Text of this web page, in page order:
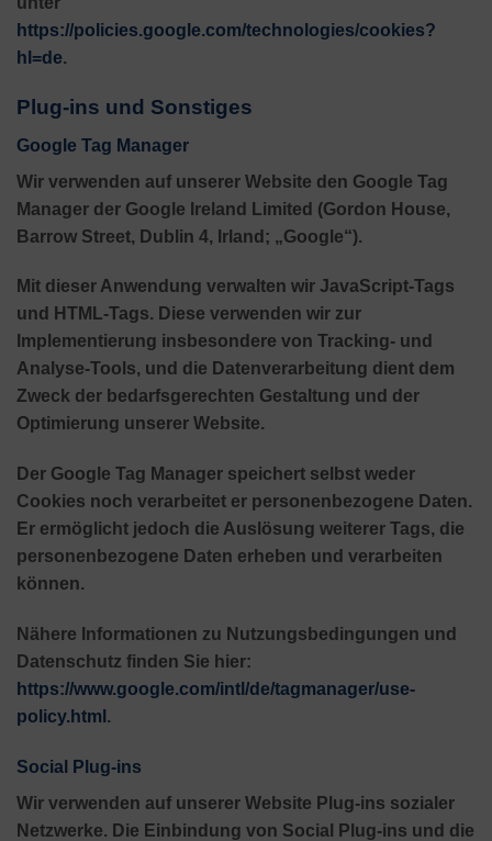
https://policies.google.com/technologies/cookies?
hl=de.
Plug-ins und Sonstiges
Google Tag Manager
Wir verwenden auf unserer Website den Google Tag
Manager der Google Ireland Limited (Gordon House,
Barrow Street, Dublin 4, Irland; „Google“).
Mit dieser Anwendung verwalten wir JavaScript-Tags
und HTML-Tags. Diese verwenden wir zur
Implementierung insbesondere von Tracking- und
Analyse-Tools, und die Datenverarbeitung dient dem
Zweck der bedarfsgerechten Gestaltung und der
Optimierung unserer Website.
Der Google Tag Manager speichert selbst weder
Cookies noch verarbeitet er personenbezogene Daten.
Er ermöglicht jedoch die Auslösung weiterer Tags, die
personenbezogene Daten erheben und verarbeiten
können.
Nähere Informationen zu Nutzungsbedingungen und
Datenschutz finden Sie hier:
https://www.google.com/intl/de/tagmanager/use-
policy.html .
Social Plug-ins
Wir verwenden auf unserer Website Plug-ins sozialer
Netzwerke. Die Einbindung von Social Plug-ins und die